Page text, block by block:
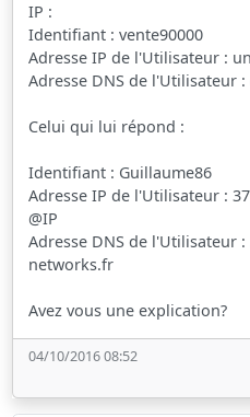
IP :
Identifiant : vente90000
Adresse IP de l'Utilisateur :
Adresse DNS de l'Utilisateur :
Celui qui lui répond :
Identifiant : Guillaume86
Adresse IP de l'Utilisateur :
@IP
Adresse DNS de l'Utilisateur
networks.fr
Avez vous une explication?
04/10/2016 08:52